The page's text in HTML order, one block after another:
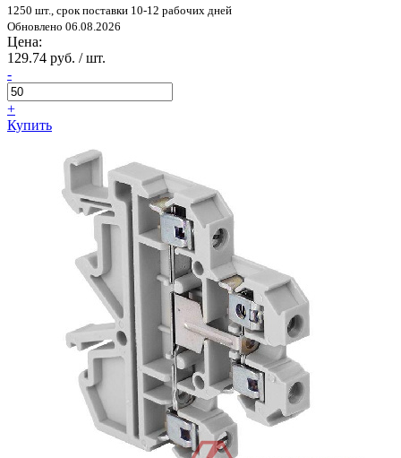
1250 шт., срок поставки 10-12 рабочих дней
Обновлено 06.08.2026
Цена:
129.74 руб. / шт.
-
+
Купить